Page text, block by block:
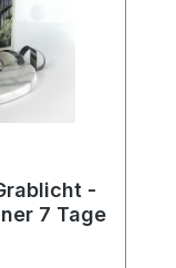
-
7 Tage